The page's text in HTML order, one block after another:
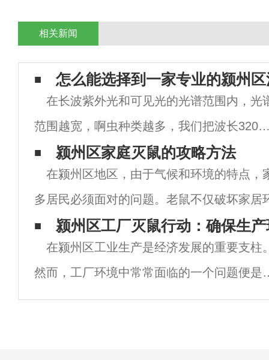
相关新闻
怎么能选择到一家专业的颍州
在长波紫外光和可见光的光谱范围内，光
范围越宽，啊虫种类越多，我们把波长320
680nm覆盖长波紫外光和可见光的光谱范围
光源称为宽谱啊虫光源，宽谱啊虫光源啊杀
虫种类多，效果好，数量大，宽谱啊虫光
颍州区家庭灭鼠的攻略方法
在颍州区地区，由于气候和环境的特点，
多居民必须面对的问题。老鼠不仅破坏家居
带病菌，对家庭成员的健康构成威胁。因此
效的灭鼠措施至关重要。以下是颍州区虫虫
颍州区工厂灭鼠行动：确保生
在颍州区工业生产是经济发展的重要支柱
然而，工厂环境中常常面临的一个问题便是
害。老鼠不仅破坏生产材料，还可能咬坏电